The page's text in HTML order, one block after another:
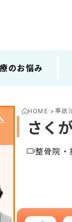
のお悩み
HOME > 事故
さく
整骨院・